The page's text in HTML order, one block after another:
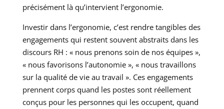
précisément là qu’intervient l’ergonomie.
Investir dans l’ergonomie, c’est rendre tangibles des
engagements qui restent souvent abstraits dans les
discours RH : « nous prenons soin de nos équipes »,
« nous favorisons l’autonomie », « nous travaillons
sur la qualité de vie au travail ». Ces engagements
prennent corps quand les postes sont réellement
conçus pour les personnes qui les occupent, quand